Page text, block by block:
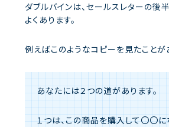
ダブルバインは、セールスレターの後
よくあります。
例えばこのようなコピーを見たことが
あなたには２つの道があります。
１つは、この商品を購入して〇〇に